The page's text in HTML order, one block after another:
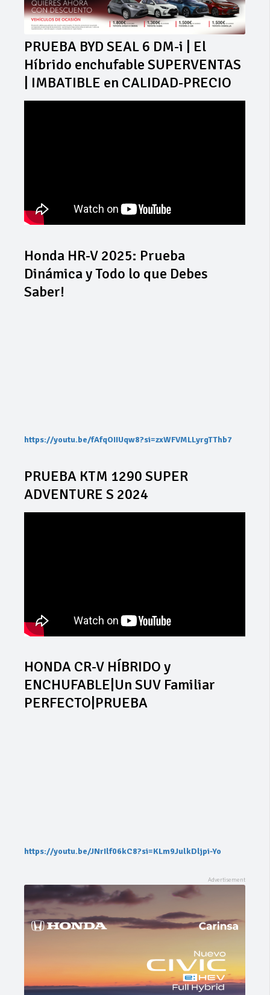
PRUEBA BYD SEAL 6 DM-i | El
Híbrido enchufable SUPERVENTAS
| IMBATIBLE en CALIDAD-PRECIO
Honda HR-V 2025: Prueba
Dinámica y Todo lo que Debes
Saber!
https://youtu.be/fAfqOIIUqw8?si=zxWFVMLLyrgTThb7
PRUEBA KTM 1290 SUPER
ADVENTURE S 2024
HONDA CR-V HÍBRIDO y
ENCHUFABLE|Un SUV Familiar
PERFECTO|PRUEBA
https://youtu.be/JNrIlf06kC8?si=KLm9JulkDljpi-Yo